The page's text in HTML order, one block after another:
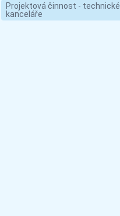
Projektová činnost - technické
kanceláře